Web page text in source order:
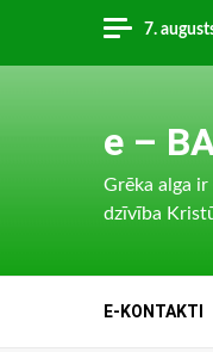
content
7.
e –
Grēka alga
dzīvība
E-KONTAKTI